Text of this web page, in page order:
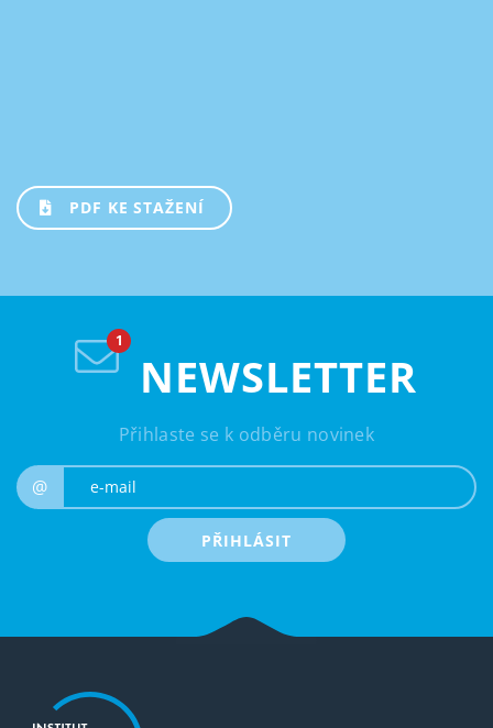
PDF KE STAŽENÍ
NEWSLETTER
Přihlaste se k odběru novinek
@
PŘIHLÁSIT